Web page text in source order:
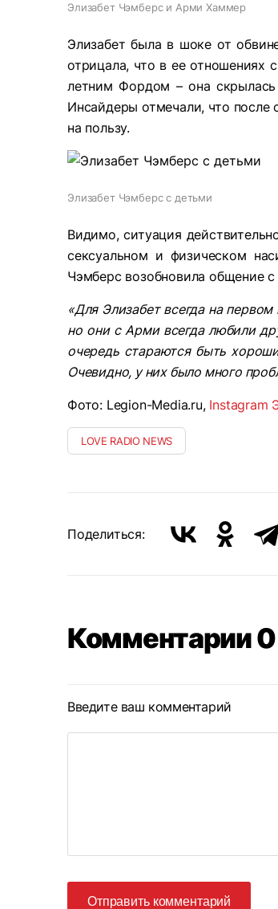
Элизабет Чэмберс и Арми Хаммер
Элизабет была в шоке от
отрицала, что в ее отношениях
летним Фордом – она
Инсайдеры отмечали, что после
на пользу.
Элизабет Чэмберс с детьми
Видимо, ситуация
сексуальном и физическом
Чэмберс возобновила общение
«Для Элизабет всегда на
но они с Арми всегда любили
очередь стараются быть
Очевидно, у них было много
Фото: Legion-Media.ru, Instagram
LOVE RADIO NEWS
Поделиться:
Комментарии 0
Введите ваш комментарий
Отправить комментарий